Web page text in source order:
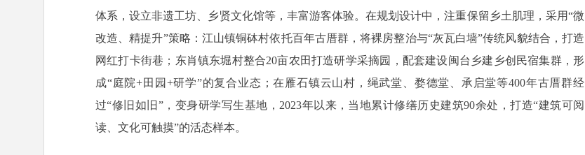
体系，设立非遗工坊、乡贤文化馆等，丰富游客体验。在规划设计中，注重保留乡土肌理，采用“微
改造、精提升”策略：江山镇铜砵村依托百年古厝群，将裸房整治与“灰瓦白墙”传统风貌结合，打造
网红打卡街巷；东肖镇东堀村整合20亩农田打造研学采摘园，配套建设闽台乡建乡创民宿集群，形
成“庭院+田园+研学”的复合业态；在雁石镇云山村，绳武堂、婺德堂、承启堂等400年古厝群经
过“修旧如旧”，变身研学写生基地，2023年以来，当地累计修缮历史建筑90余处，打造“建筑可阅
读、文化可触摸”的活态样本。